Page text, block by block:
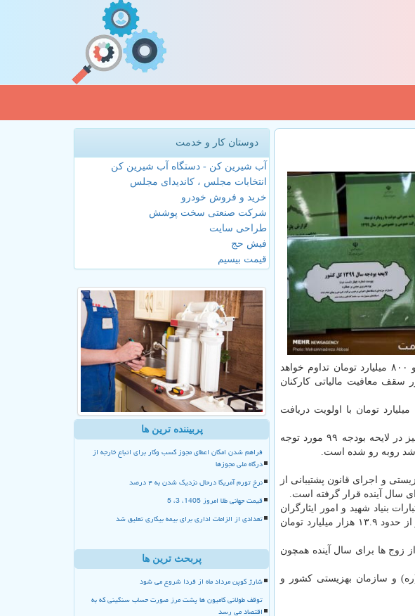
برنامه و بودجه كشور با اشاره به اینكه پرداخت یارانه نقدی با اعتبار ۴۲ هزار و ۸۰۰ میلیارد تومان تداوم خواهد
درصدی خواهد داشت و همین طور سقف معافیت مالیاتی كاركنان
وی افزود: همسان سازی حقوق بازنشستگان كشوری و لشكری با رشد ۵۰ درصدی اعتبارات به میزان ۶۰۰۰ میلیارد تومان با اولویت دریافت
خانلو اضافه كرد: تمهید اعتبار لازم برای تداوم اجرای برنامه رتبه بندی معلمان به میزان ۳۰۰۰ میلیارد تومان نیز در لایحه بودجه ۹۹ مورد توجه
و اجرای قانون پشتیبانی از
طور در لایحه بودجه ۹۹، توجه ویژه ای به اعتبارات بنیاد شهید و امور ایثارگران
شده به شكلی كه شاهد رشد ۴۷ درصدی اعتبارات آن از محل منابع جداول شماره (۷) و (۹) هستیم و این اعتبار از حدود ۱۳.۹ هزار میلیارد تومان
به میزان ۳۰ میلیون تومان برای هریك از زوج ها برای سال آینده همچون
(ره) و سازمان بهزیستی كشور و
دوستان کار و خدمت
آب شیرین کن - دستگاه آب شیرین کن
انتخابات مجلس ، کاندیدای مجلس
خرید و فروش خودرو
شرکت صنعتی سخت پوشش
طراحی سایت
فیش حج
قیمت بیسیم
پربیننده ترین ها
فراهم شدن امکان اعطای مجوز کسب وکار برای اتباع خارجه از
درگاه ملی مجوزها
نرخ تورم آمریکا درحال نزدیک شدن به ۴ درصد
قیمت جهانی طلا امروز 1405، 3، 5
تعدادی از الزامات اداری برای بیمه بیکاری تعلیق شد
پربحث ترین ها
شارژ کوپن مرداد ماه از فردا شروع می شود
توقف طولانی کامیون ها پشت مرز صورت حساب سنگینی که به
اقتصاد می رسد